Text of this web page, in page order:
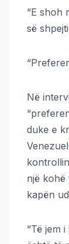
“E shoh
së
Në
duke e
një kohë
kapën
“Të jem